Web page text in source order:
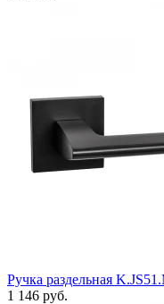
Ручка раздельная
1 146 руб.